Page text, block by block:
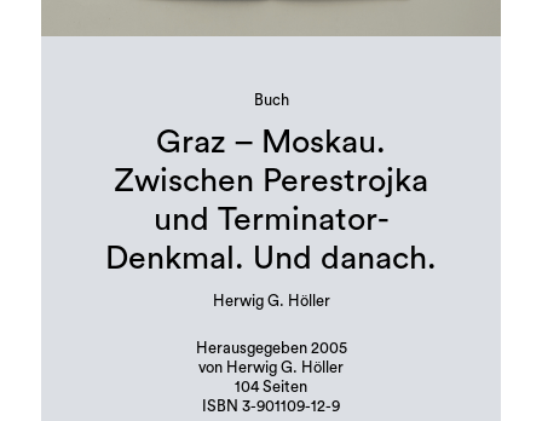
Buch
Graz – Moskau.
Zwischen Perestrojka
und Terminator-
Denkmal. Und danach.
Herwig G. Höller
Herausgegeben 2005
von Herwig G. Höller
104 Seiten
ISBN 3-901109-12-9